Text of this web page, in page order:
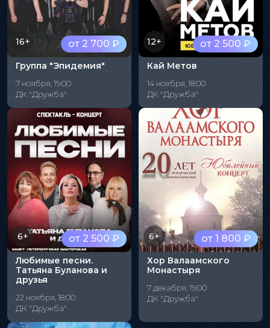
от 2 700 ₽
16+
Группа "Эпидемия"
7 ноября, 19:00
ДК "Дружба"
от 2 500 ₽
12+
Кай Метов
14 ноября, 18:00
ДК "Дружба"
от 2 500 ₽
6+
Любимые песни.
Татьяна Буланова и
друзья
22 ноября, 18:00
ДК "Дружба"
от 1 800 ₽
6+
Хор Валаамского
Монастыря
7 декабря, 19:00
ДК "Дружба"